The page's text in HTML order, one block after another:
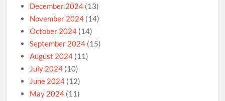
December 2024 (13)
November 2024 (14)
October 2024 (14)
September 2024 (15)
August 2024 (11)
July 2024 (10)
June 2024 (12)
May 2024 (11)